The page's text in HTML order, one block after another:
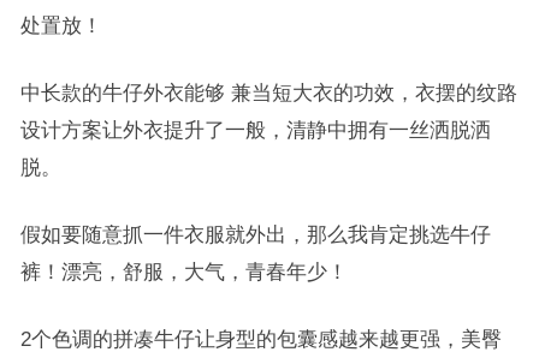
处置放！
中长款的牛仔外衣能够 兼当短大衣的功效，衣摆的纹路
设计方案让外衣提升了一般，清静中拥有一丝洒脱洒
脱。
假如要随意抓一件衣服就外出，那么我肯定挑选牛仔
裤！漂亮，舒服，大气，青春年少！
2个色调的拼凑牛仔让身型的包囊感越来越更强，美臀